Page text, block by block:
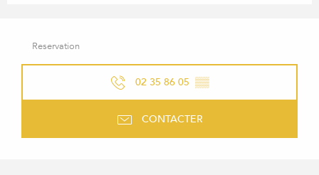
Reservation
02 35 86 05 ▒▒
CONTACTER